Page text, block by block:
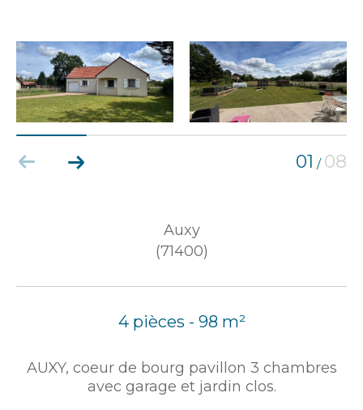
01 / 08
Auxy
(71400)
4 pièces - 98 m²
AUXY, coeur de bourg pavillon 3 chambres
avec garage et jardin clos.